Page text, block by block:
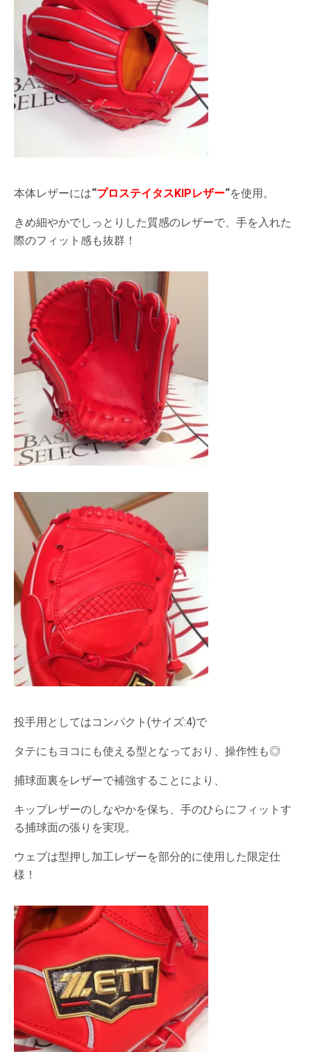
本体レザーには“プロステイタスKIPレザー“を使用。
きめ細やかでしっとりした質感のレザーで、手を入れた
際のフィット感も抜群！
投手用としてはコンパクト(サイズ:4)で
タテにもヨコにも使える型となっており、操作性も◎
捕球面裏をレザーで補強することにより、
キップレザーのしなやかを保ち、手のひらにフィットす
る捕球面の張りを実現。
ウェブは型押し加工レザーを部分的に使用した限定仕
様！